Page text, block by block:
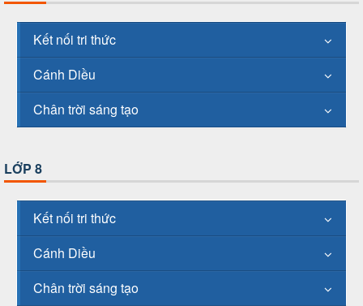
Kết nối tri thức
Cánh Diều
Chân trời sáng tạo
LỚP 8
Kết nối tri thức
Cánh Diều
Chân trời sáng tạo